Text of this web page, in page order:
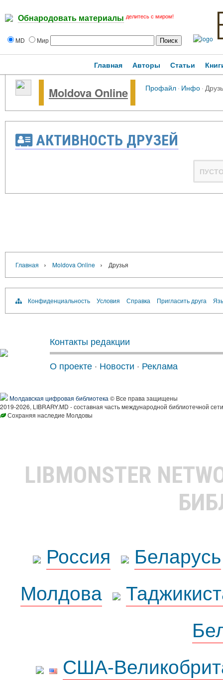
Обнародовать материалы делитесь с миром!
MD Мир
Главная Авторы Статьи
Moldova Online Профайл· Инфо·
АКТИВНОСТЬ ДРУЗЕЙ
Главная › Moldova Online › Друзья
Конфиденциальность Условия Справка Пригласить друга
Контакты редакции
О проекте · Новости · Реклама
Молдавская цифровая библиотека © Все права защищены
2019-2026, LIBRARY.MD - составная часть международной библиотечной
Сохраняя наследие Молдовы
LIBMONSTER
Россия
Беларусь
Молдова
США-